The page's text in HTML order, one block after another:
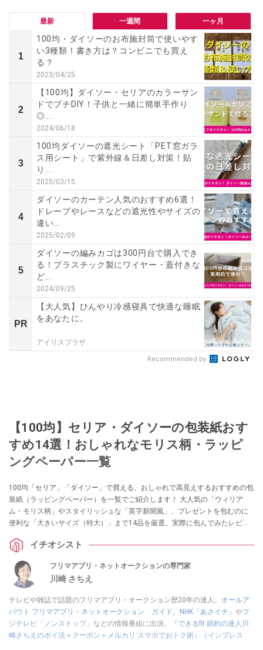
最新 一週間 一ヶ月
1
100均・ダイソーのお布施封筒で使いやす
い3種類！書き方は？コンビニでも買え
る？
2023/04/25
2
【100均】ダイソー・セリアのカラーサン
ドでプチDIY！子供と一緒に簡単手作り
◎...
2024/06/18
3
100均ダイソーの遮光シート「PET窓ガラ
ス用シート」で紫外線＆日差し対策！貼
り...
2025/03/15
4
ダイソーのカーテン人気のおすすめ6選！
ドレープやレースなどの遮光性やサイズの
違い...
2025/02/09
5
ダイソーの編みカゴは300円台で購入でき
る！プラスチック製にワイヤー・蓋付きな
ど...
2024/09/25
PR
【大人気】ひんやり冷感寝具で快適な睡眠
をあなたに。
アイリスプラザ
Recommended by
【100均】セリア・ダイソーの包装紙おす
すめ14選！おしゃれなモリス柄・ラッピ
ングペーパー一覧
100均「セリア」「ダイソー」で買える、おしゃれで高見えするおすすめの包
装紙（ラッピングペーパー）を一覧でご紹介します！ 大人気の「ウィリア
ム・モリス柄」やスタイリッシュな「英字新聞風」、プレゼントを包むのに
便利な「大きいサイズ（特大）」まで14品を厳選。実際に包んでみたレビュ
イチオシスト
フリマアプリ・ネットオークションの専門家
川崎 さちえ
テレビや雑誌で話題のフリマアプリ・オークション歴20年の達人。 オールア
バウト フリマアプリ・ネットオークション ガイド 。 NHK「あさイチ」 やフ
ジテレビ「ノンストップ」 などの情報番組に出演。
『できるfit 節約の達人川
崎さちえのポイ活＋クーポン＋メルカリ スマホでおトク術』（インプレス